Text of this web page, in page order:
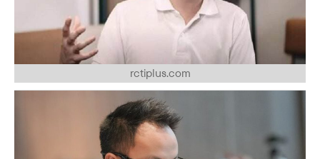
rctiplus.com